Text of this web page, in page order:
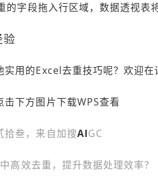
的字段拖入行区域，数据透视表
验
实用的Excel去重技巧呢？欢迎
击下方图片下载WPS查看
拾叁，来自加搜AIGC
高效去重，提升数据处理效率？